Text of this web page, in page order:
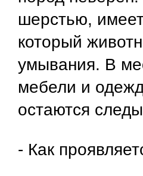
шерстью,
который
умывания. В
мебели и
остаются
- Как